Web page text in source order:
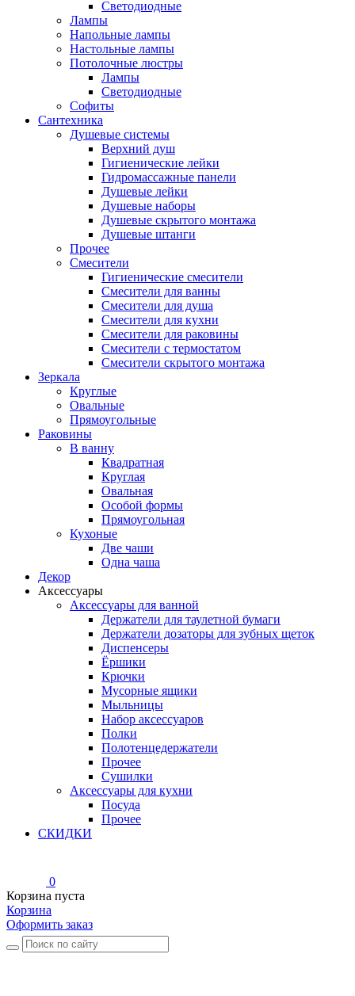
Светодиодные
Лампы
Напольные лампы
Настольные лампы
Потолочные люстры
Лампы
Светодиодные
Софиты
Сантехника
Душевые системы
Верхний душ
Гигиенические лейки
Гидромассажные панели
Душевые лейки
Душевые наборы
Душевые скрытого монтажа
Душевые штанги
Прочее
Смесители
Гигиенические смесители
Смесители для ванны
Смесители для душа
Смесители для кухни
Смесители для раковины
Смесители с термостатом
Смесители скрытого монтажа
Зеркала
Круглые
Овальные
Прямоугольные
Раковины
В ванну
Квадратная
Круглая
Овальная
Особой формы
Прямоугольная
Кухоные
Две чаши
Одна чаша
Декор
Аксессуары
Аксессуары для ванной
Держатели для таулетной бумаги
Держатели дозаторы для зубных щеток
Диспенсеры
Ёршики
Крючки
Мусорные ящики
Мыльницы
Набор аксессуаров
Полки
Полотенцедержатели
Прочее
Сушилки
Аксессуары для кухни
Посуда
Прочее
СКИДКИ
0
Корзина пуста
Корзина
Оформить заказ